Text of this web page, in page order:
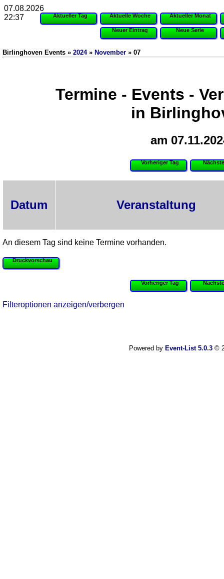
Aktueller Tag Aktuelle Woche Aktueller Monat
Neuer Eintrag Neue Serie
Birlinghoven Events » 2024» November » 07
Termine - Events -
in
am
Vorheriger Tag
Datum Veranstaltung
An diesem Tag sind keine Termine vorhanden.
Druckvorschau
Vorheriger Tag
Filteroptionen anzeigen/verbergen
Powered by Event-List 5.0.3©
07.08.2026
22:37